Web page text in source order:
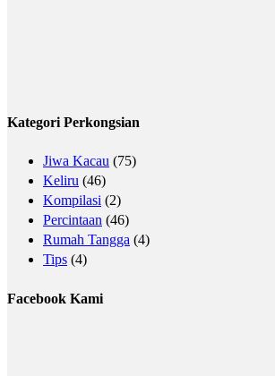
Kategori Perkongsian
Jiwa Kacau (75)
Keliru (46)
Kompilasi (2)
Percintaan (46)
Rumah Tangga (4)
Tips (4)
Facebook Kami